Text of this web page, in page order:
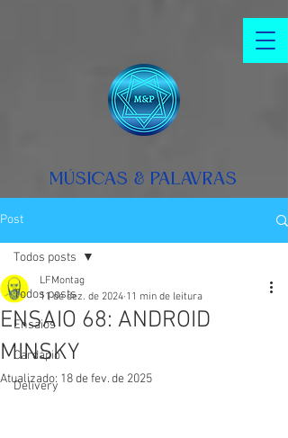
MÚSICAS & PALAVRAS
Post
Todos posts
Ensaios
Cardápio
Delivery
Todos posts
ENSAIO 68: ANDROID
MINSKY
LFMontag
11 de dez. de 2024 11 min de leitura
Atualizado: 18 de fev. de 2025